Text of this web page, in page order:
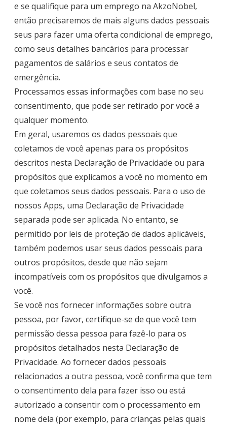
e se qualifique para um emprego na AkzoNobel,
então precisaremos de mais alguns dados pessoais
seus para fazer uma oferta condicional de emprego,
como seus detalhes bancários para processar
pagamentos de salários e seus contatos de
emergência.
Processamos essas informações com base no seu
consentimento, que pode ser retirado por você a
qualquer momento.
Em geral, usaremos os dados pessoais que
coletamos de você apenas para os propósitos
descritos nesta Declaração de Privacidade ou para
propósitos que explicamos a você no momento em
que coletamos seus dados pessoais. Para o uso de
nossos Apps, uma Declaração de Privacidade
separada pode ser aplicada. No entanto, se
permitido por leis de proteção de dados aplicáveis,
também podemos usar seus dados pessoais para
outros propósitos, desde que não sejam
incompatíveis com os propósitos que divulgamos a
você.
Se você nos fornecer informações sobre outra
pessoa, por favor, certifique-se de que você tem
permissão dessa pessoa para fazê-lo para os
propósitos detalhados nesta Declaração de
Privacidade. Ao fornecer dados pessoais
relacionados a outra pessoa, você confirma que tem
o consentimento dela para fazer isso ou está
autorizado a consentir com o processamento em
nome dela (por exemplo, para crianças pelas quais